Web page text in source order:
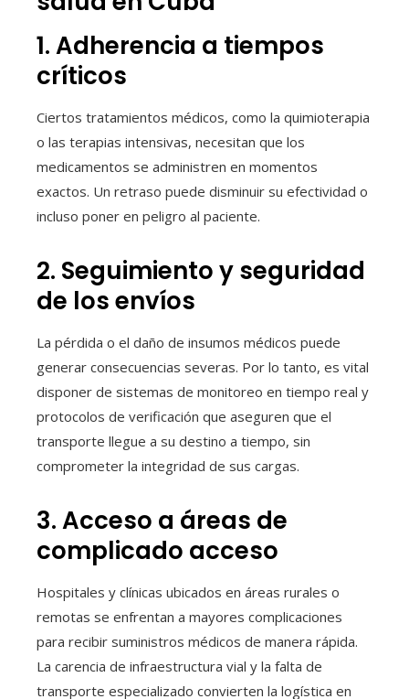
1. Adherencia a tiempos
críticos
Ciertos tratamientos médicos, como la quimioterapia
o las terapias intensivas, necesitan que los
medicamentos se administren en momentos
exactos. Un retraso puede disminuir su efectividad o
incluso poner en peligro al paciente.
2. Seguimiento y seguridad
de los envíos
La pérdida o el daño de insumos médicos puede
generar consecuencias severas. Por lo tanto, es vital
disponer de sistemas de monitoreo en tiempo real y
protocolos de verificación que aseguren que el
transporte llegue a su destino a tiempo, sin
comprometer la integridad de sus cargas.
3. Acceso a áreas de
complicado acceso
Hospitales y clínicas ubicados en áreas rurales o
remotas se enfrentan a mayores complicaciones
para recibir suministros médicos de manera rápida.
La carencia de infraestructura vial y la falta de
transporte especializado convierten la logística en